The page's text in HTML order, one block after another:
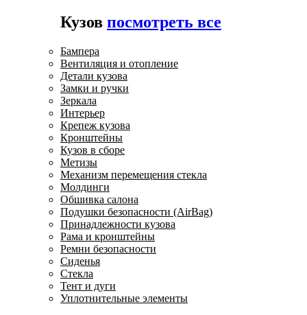
Кузов посмотреть все
Бампера
Вентиляция и отопление
Детали кузова
Замки и ручки
Зеркала
Интерьер
Крепеж кузова
Кронштейны
Кузов в сборе
Метизы
Механизм перемещения стекла
Молдинги
Обшивка салона
Подушки безопасности (AirBag)
Принадлежности кузова
Рама и кронштейны
Ремни безопасности
Сиденья
Стекла
Тент и дуги
Уплотнительные элементы